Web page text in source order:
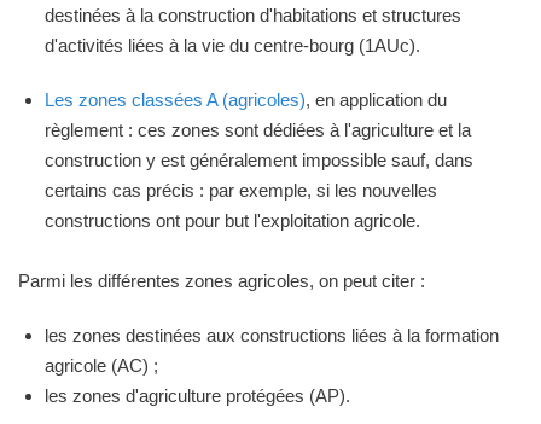
destinées à la construction d'habitations et structures
d'activités liées à la vie du centre-bourg (1AUc).
Les zones classées A (agricoles), en application du
règlement : ces zones sont dédiées à l'agriculture et la
construction y est généralement impossible sauf, dans
certains cas précis : par exemple, si les nouvelles
constructions ont pour but l'exploitation agricole.
Parmi les différentes zones agricoles, on peut citer :
les zones destinées aux constructions liées à la formation
agricole (AC) ;
les zones d'agriculture protégées (AP).